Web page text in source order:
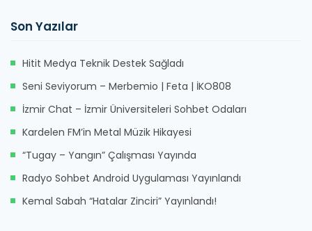
Son Yazılar
Hitit Medya Teknik Destek Sağladı
Seni Seviyorum – Merbemio | Feta | İKO808
İzmir Chat – İzmir Üniversiteleri Sohbet Odaları
Kardelen FM’in Metal Müzik Hikayesi
“Tugay – Yangın” Çalışması Yayında
Radyo Sohbet Android Uygulaması Yayınlandı
Kemal Sabah “Hatalar Zinciri” Yayınlandı!